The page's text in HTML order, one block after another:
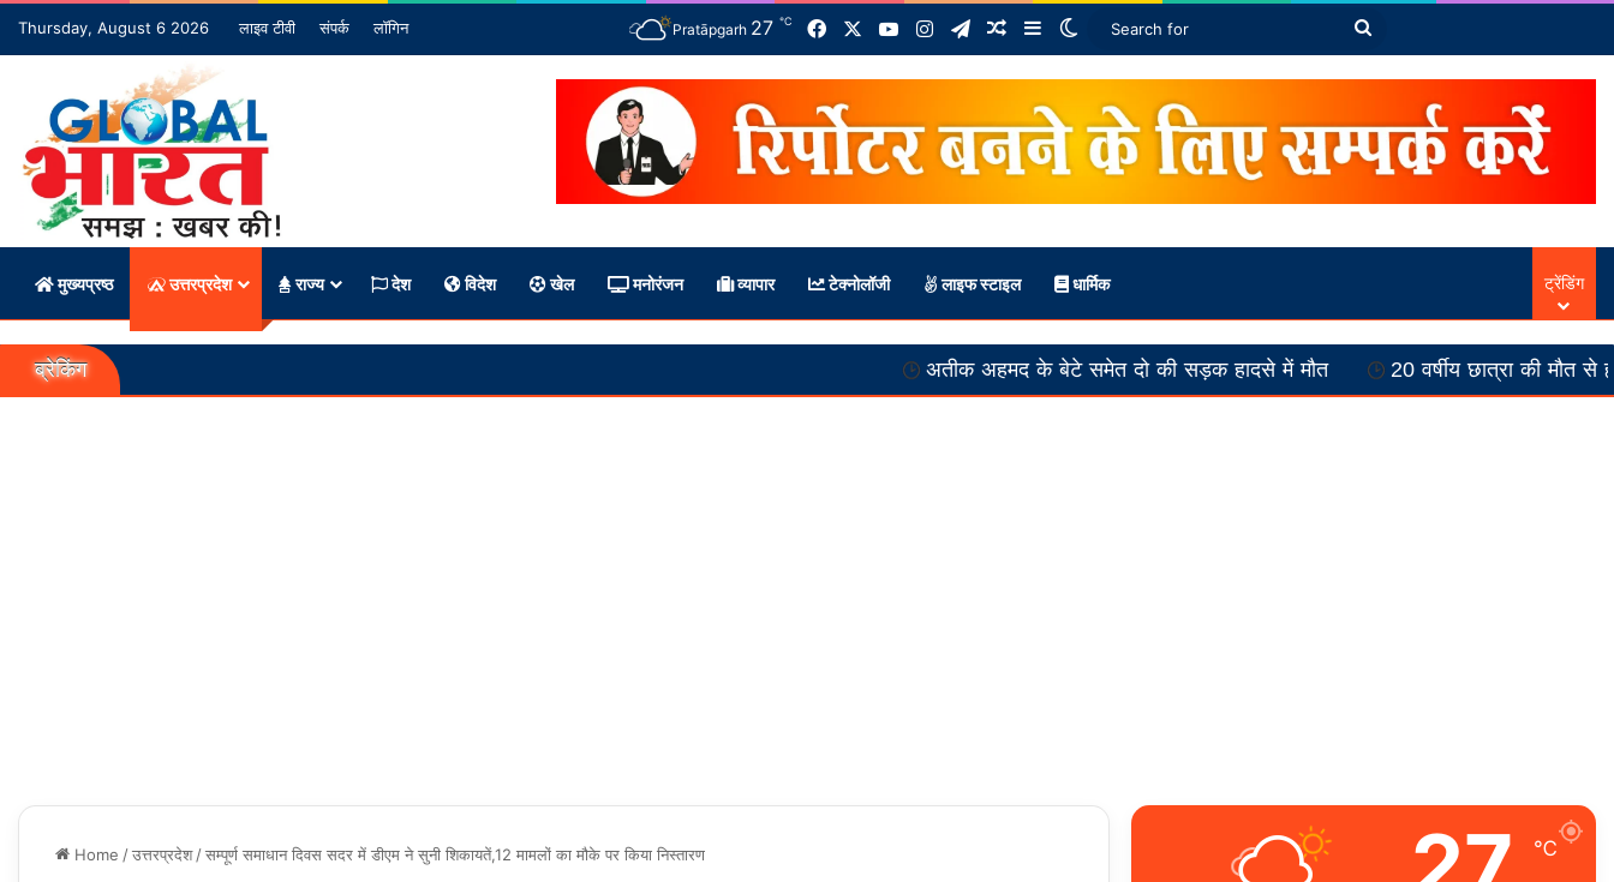
Thursday, August 6 2026 लाइव टीवी संपर्क लॉगिन Pratāpgarh 27 ℃ FacebookYouTubeInstagram
TelegramRandom Article
SidebarSwitch skin
Search
मुख्यप्रष्ठ उत्तरप्रदेश राज्य देश विदेश खेल मनोरंजन व्यापार टेक्नोलॉजी लाइफ स्टाइल धार्मिक ट्रेंडिंग
ब्रेकिंग अतीक अहमद के बेटे समेत दो की सड़क हादसे में मौत 20 वर्षीय छात्रा की मौत से ह्ड़कंप, पुलिस
Home /उत्तरप्रदेश /सम्पूर्ण समाधान दिवस सदर में डीएम ने सुनी शिकायतें,12 मामलों का मौके पर किया निस्तारण ℃